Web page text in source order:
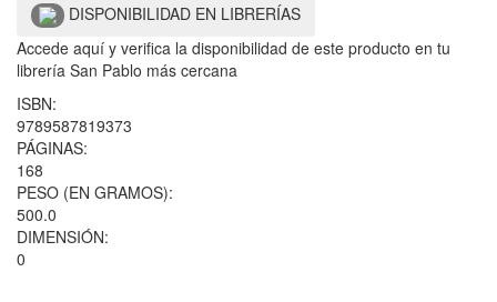
DISPONIBILIDAD EN LIBRERÍAS
Accede aquí y verifica la disponibilidad de este producto en tu
librería San Pablo más cercana
ISBN:
9789587819373
PÁGINAS:
168
PESO (EN GRAMOS):
500.0
DIMENSIÓN:
0